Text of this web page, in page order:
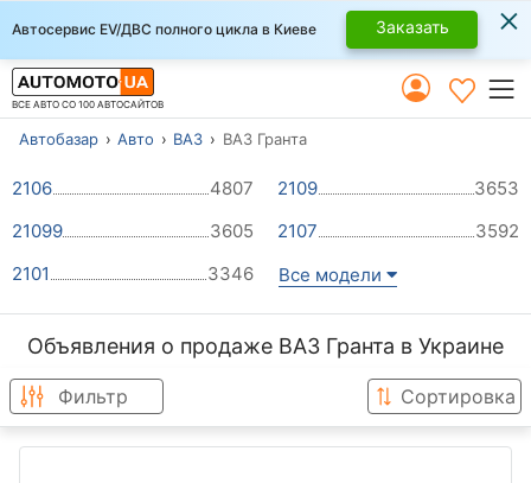
Автосервис EV/ДВС полного цикла в Киеве Заказать ×
ВСЕ АВТО СО 100 АВТОСАЙТОВ
Автобазар Авто ВАЗ ВАЗ Гранта
2106 4807 2109
3653
21099
3605 2107
3592
2101
3346 Все модели
Объявления о продаже ВАЗ Гранта в Украине
Фильтр Сортировка